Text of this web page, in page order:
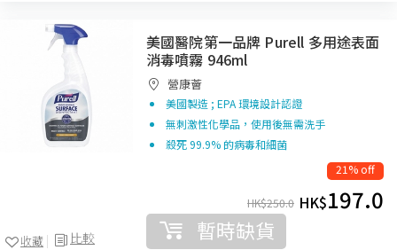
比較
收藏
美國醫院第一品牌 Purell 多用途表面
消毒噴霧 946ml
營康薈
美國製造 ; EPA 環境設計認證
無刺激性化學品，使用後無需洗手
殺死 99.9% 的病毒和細菌
21% off
HK$250.0 HK$197.0
暫時缺貨